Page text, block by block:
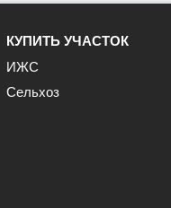
КУПИТЬ УЧАСТОК
ИЖС
Сельхоз